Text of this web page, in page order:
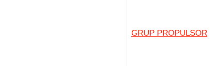
GRUP PROPULSOR